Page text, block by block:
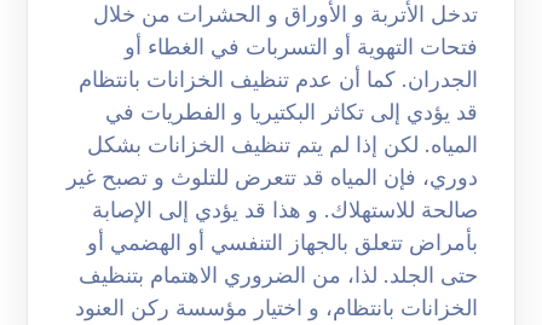
تدخل الأتربة و الأوراق و الحشرات من خلال
فتحات التهوية أو التسربات في الغطاء أو
الجدران. كما أن عدم تنظيف الخزانات بانتظام
قد يؤدي إلى تكاثر البكتيريا و الفطريات في
المياه. لكن إذا لم يتم تنظيف الخزانات بشكل
دوري، فإن المياه قد تتعرض للتلوث و تصبح غير
صالحة للاستهلاك. و هذا قد يؤدي إلى الإصابة
بأمراض تتعلق بالجهاز التنفسي أو الهضمي أو
حتى الجلد. لذا، من الضروري الاهتمام بتنظيف
الخزانات بانتظام، و اختيار مؤسسة ركن العنود